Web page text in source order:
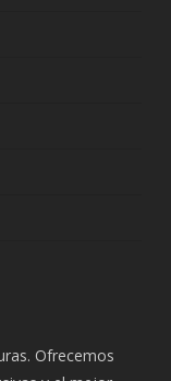
Ofrecemos